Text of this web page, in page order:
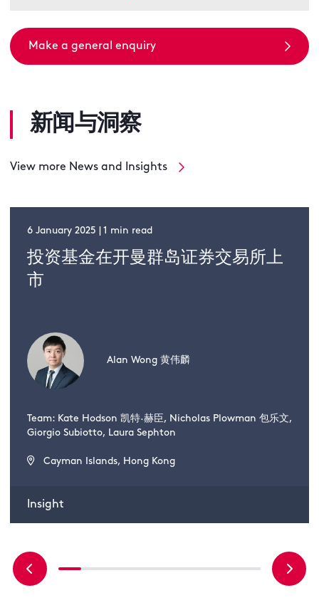
Make a general enquiry
新闻与洞察
View more News and Insights
6 January 2025 | 1 min read
投资基金在开曼群岛证券交易所上
市
Alan Wong 黄伟麟
Team: Kate Hodson 凯特·赫臣, Nicholas Plowman 包乐文,
Giorgio Subiotto, Laura Sephton
Cayman Islands, Hong Kong
Insight